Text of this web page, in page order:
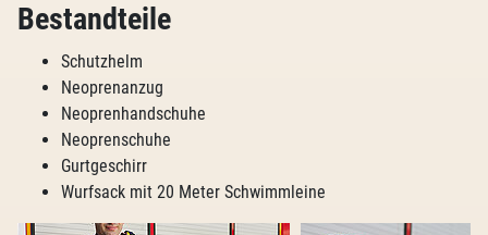
Bestandteile
Schutzhelm
Neoprenanzug
Neoprenhandschuhe
Neoprenschuhe
Gurtgeschirr
Wurfsack mit 20 Meter Schwimmleine